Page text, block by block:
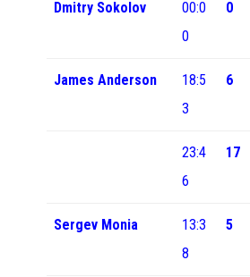
Dmitry Sokolov
00:0
0
0
James Anderson
18:5
3
6
23:4
6
17
Sergev Monia
13:3
8
5